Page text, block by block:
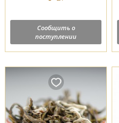
Сообщить о
поступлении